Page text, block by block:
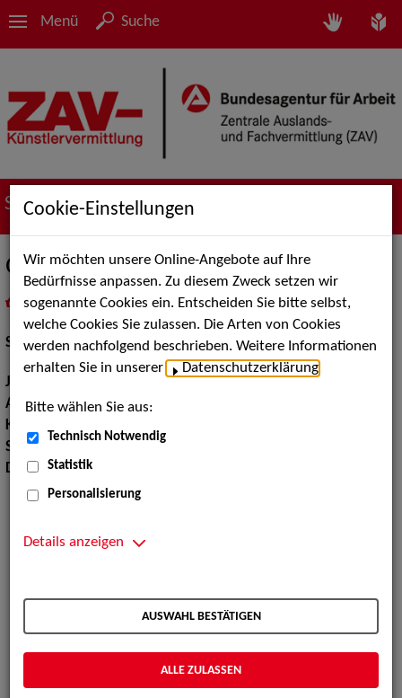
Menü Suche
Suche nach Künstler*innen
Georgia Stahl
als PDF speichern
inMeine Merklistelegen
Schauspiel:Bühne
Jahrgang:
Augenfarbe:braun-grün
Körpergröße:
Sprachen:
Englisch, Französisch
Dialekte:Fränkisch
Cookie-Einstellungen
Wir möchten unsere Online-Angebote auf Ihre
Bedürfnisse anpassen. Zu diesem Zweck setzen wir
sogenannte Cookies ein. Entscheiden Sie bitte selbst,
welche Cookies Sie zulassen. Die Arten von Cookies
werden nachfolgend beschrieben. Weitere Informationen
erhalten Sie in unserer
Datenschutzerklärung
Bitte wählen Sie aus:
Technisch Notwendig
Statistik
Personalisierung
Details anzeigen
AUSWAHL BESTÄTIGEN
ALLE ZULASSEN